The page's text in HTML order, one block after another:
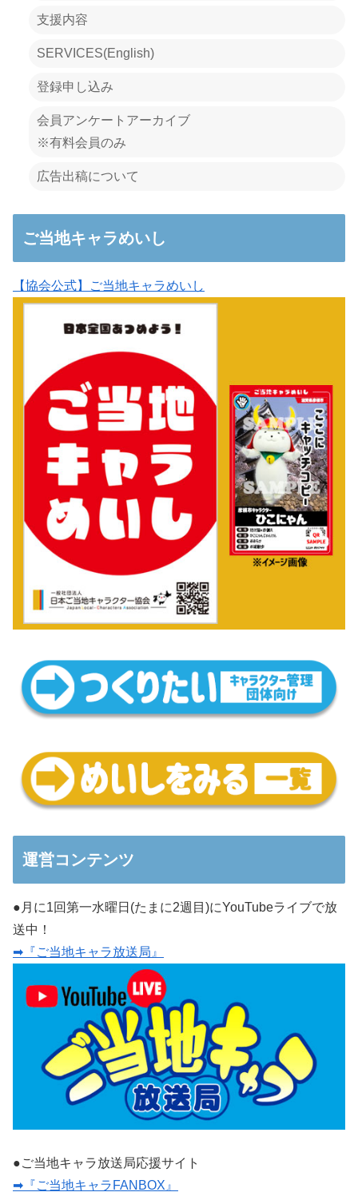
支援内容
SERVICES(English)
登録申し込み
会員アンケートアーカイブ
※有料会員のみ
広告出稿について
ご当地キャラめいし
【協会公式】ご当地キャラめいし
運営コンテンツ
●月に1回第一水曜日(たまに2週目)にYouTubeライブで放
送中！
➡『ご当地キャラ放送局』
●ご当地キャラ放送局応援サイト
➡『ご当地キャラFANBOX』